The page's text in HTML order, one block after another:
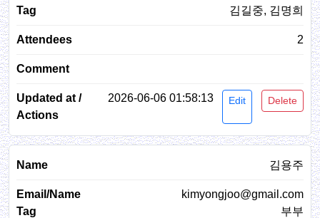
김길중, 김명희
2
2026-06-06 01:58:13 Edit Delete
김용주
kimyongjoo@gmail.com
부부